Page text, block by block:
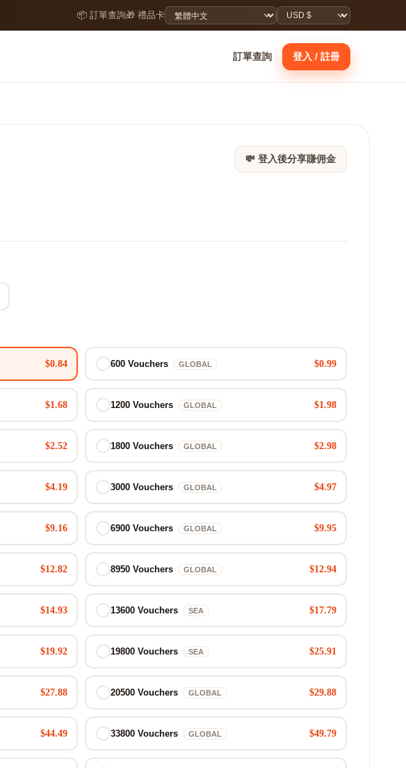
📦 訂單查詢🎁 禮品卡
訂單查詢 登入 / 註冊
💸 登入後分享賺佣金
$0.84 600 Vouchers GLOBAL $0.99
$1.68 1200 Vouchers GLOBAL $1.98
$2.52 1800 Vouchers GLOBAL $2.98
$4.19 3000 Vouchers GLOBAL $4.97
$9.16 6900 Vouchers GLOBAL $9.95
$12.82 8950 Vouchers GLOBAL $12.94
$14.93 13600 Vouchers SEA $17.79
$19.92 19800 Vouchers SEA $25.91
$27.88 20500 Vouchers GLOBAL $29.88
$44.49 33800 Vouchers GLOBAL $49.79